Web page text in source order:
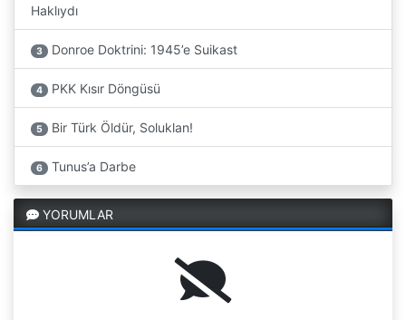
Haklıydı
3 Donroe Doktrini: 1945’e Suikast
4 PKK Kısır Döngüsü
5 Bir Türk Öldür, Soluklan!
6 Tunus’a Darbe
YORUMLAR